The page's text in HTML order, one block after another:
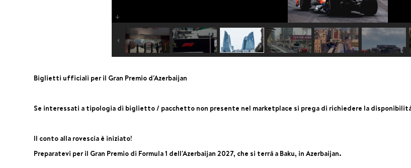
Biglietti ufficiali per il Gran Premio d'Azerbaijan
Se interessati a tipologia di biglietto / pacchetto non presente nel marketplace si prega di richiedere la
Il conto alla rovescia è iniziato!
Preparatevi per il Gran Premio di Formula 1 dell'Azerbaijan 2027, che si terrà a Baku, in Azerbaijan.